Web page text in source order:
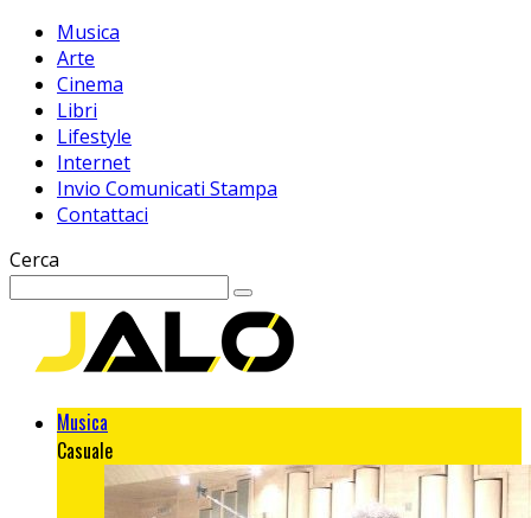
Musica
Arte
Cinema
Libri
Lifestyle
Internet
Invio Comunicati Stampa
Contattaci
Cerca
Musica
Casuale